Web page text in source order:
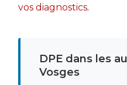
vos diagnostics.
DPE dans les
Vosges